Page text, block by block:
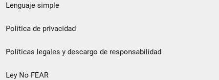
de
pie
de
página
Lenguaje simple
Política de privacidad
Políticas legales y descargo de responsabilidad
Ley No FEAR